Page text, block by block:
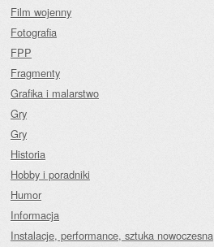
Film wojenny
Fotografia
FPP
Fragmenty
Grafika i malarstwo
Gry
Gry
Historia
Hobby i poradniki
Humor
Informacja
Instalacje, performance, sztuka nowoczesna